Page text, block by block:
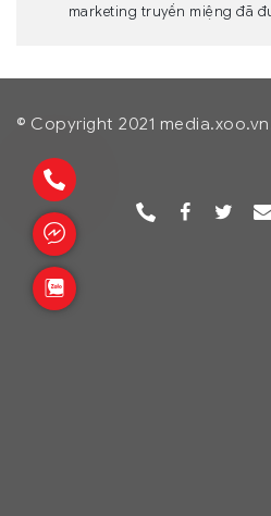
marketing truyền miệng đã
© Copyright 2021